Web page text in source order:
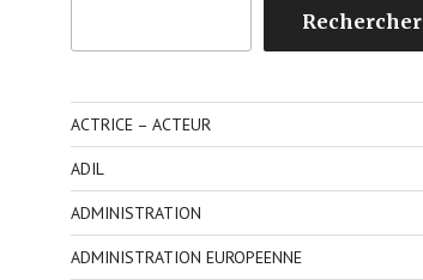
Rechercher
ACTRICE – ACTEUR
ADIL
ADMINISTRATION
ADMINISTRATION EUROPEENNE